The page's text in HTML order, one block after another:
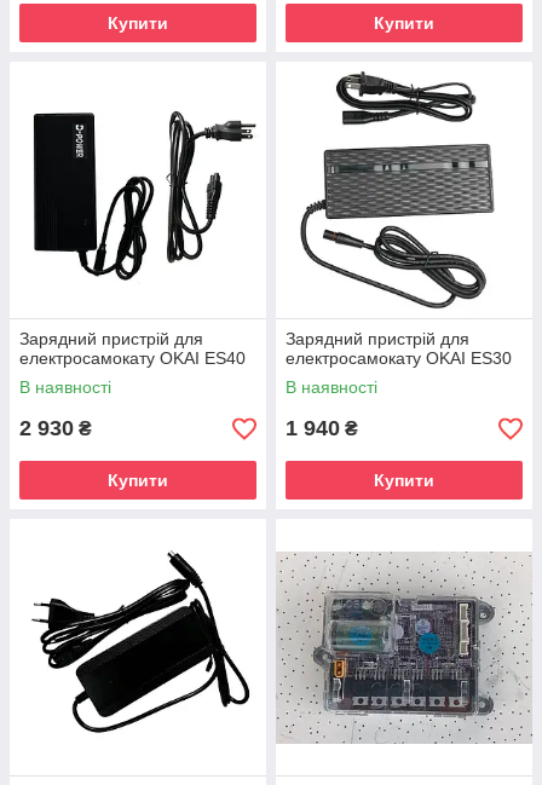
Купити Купити
Зарядний пристрій для
електросамокату OKAI ES40
В наявності
2 930 ₴
Купити
Зарядний пристрій для
електросамокату OKAI ES30
В наявності
1 940 ₴
Купити